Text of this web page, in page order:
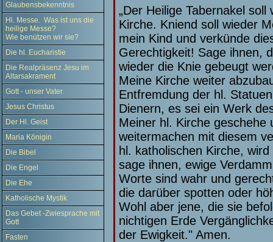
Glaubensbekenntnis
Hl. Messe. Was ist uns die
heilige Messe?
Wie benützen wir sie?
Die hl. Eucharistie
Die Realpräsenz Jesu im
Altarsakrament
Gott - unser Vater
Jesus Christus
Der Hl. Geist
Maria Königin
Die Bibel
Die Engel
Die Ehe
Katholische Mystik
Das Gebet -Zwiesprache mit
Gott
Fasten
„Der Heilige Tabernakel
Kirche. Kniend soll wieder
mein Kind und verkünde
Gerechtigkeit! Sage ihnen,
wieder die Knie gebeugt
Meine Kirche weiter
Entfremdung der hl.
Dienern, es sei ein Werk
Meiner hl. Kirche geschehe
weitermachen mit diesem
hl. katholischen Kirche,
sage ihnen, ewige
Worte sind wahr und
die darüber spotten oder
Wohl aber jene, die sie
nichtigen Erde
der Ewigkeit." Amen.